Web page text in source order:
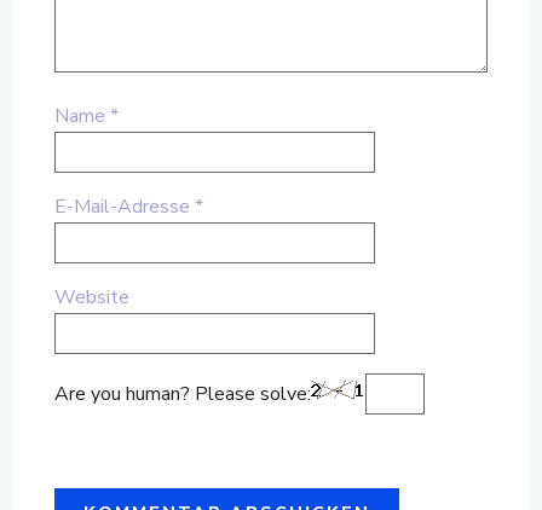
Name *
E-Mail-Adresse *
Website
Are you human? Please solve: